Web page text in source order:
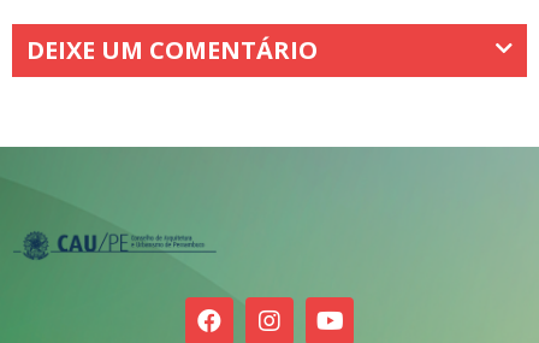
DEIXE UM COMENTÁRIO